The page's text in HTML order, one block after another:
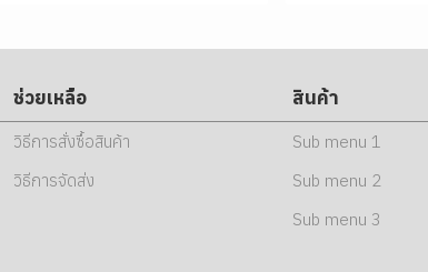
ช่วยเหลือ
วิธีการสั่งซื้อสินค้า
วิธีการจัดส่ง
สินค้า
Sub menu 1
Sub menu 2
Sub menu 3